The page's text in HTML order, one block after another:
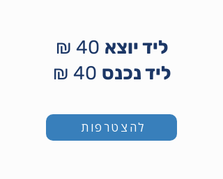
ליד יוצא 40 ₪
ליד נכנס
להצטרפות